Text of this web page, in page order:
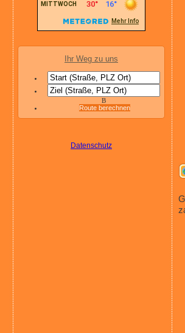
Ihr Weg zu uns
B
Route berechnen
Datenschutz